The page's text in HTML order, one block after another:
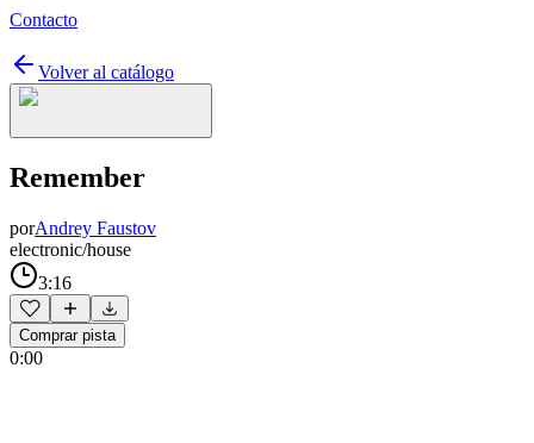
Contacto
Volver al catálogo
Remember
porAndrey Faustov
electronic/house
3:16
Comprar pista
0:00